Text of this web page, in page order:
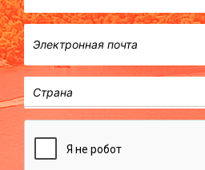
Страна